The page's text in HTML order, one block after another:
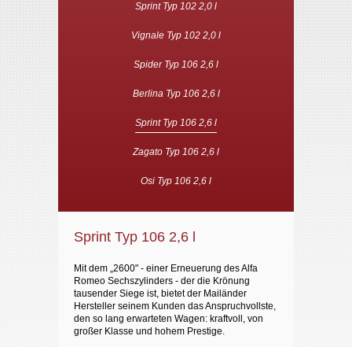
Fotogalerie
Clubmagazin Kleeblatt
Impressum
Datenschutz
Sprint Typ 102 2,0 l
Vignale Typ 102 2,0 l
Spider Typ 106 2,6 l
Berlina Typ 106 2,6 l
Sprint Typ 106 2,6 l
Zagato Typ 106 2,6 l
Osi Typ 106 2,6 l
Sprint Typ 106 2,6 l
Mit dem „2600" - einer Erneuerung des Alfa
Romeo Sechszylinders - der die Krönung
tausender Siege ist, bietet der Mailänder
Hersteller seinem Kunden das Anspruchvollste,
den so lang erwarteten Wagen: kraftvoll, von
großer Klasse und hohem Prestige.